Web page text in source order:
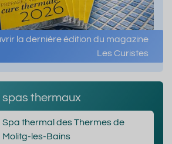
la dernière édition du magazine
Les Curistes
spas thermaux
Spa thermal des Thermes de
Molitg-les-Bains